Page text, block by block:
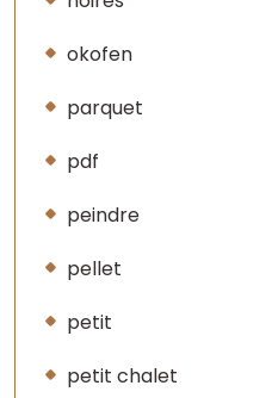
okofen
parquet
pdf
peindre
pellet
petit
petit chalet